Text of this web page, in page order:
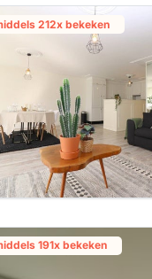
212x bekeken
191x bekeken